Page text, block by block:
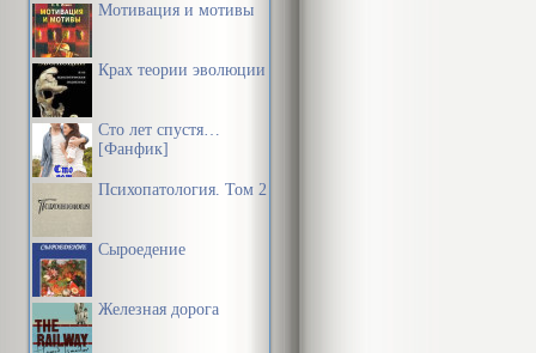
Мотивация и мотивы
Крах теории эволюции
Сто лет спустя…
[Фанфик]
Психопатология. Том 2
Сыроедение
Железная дорога